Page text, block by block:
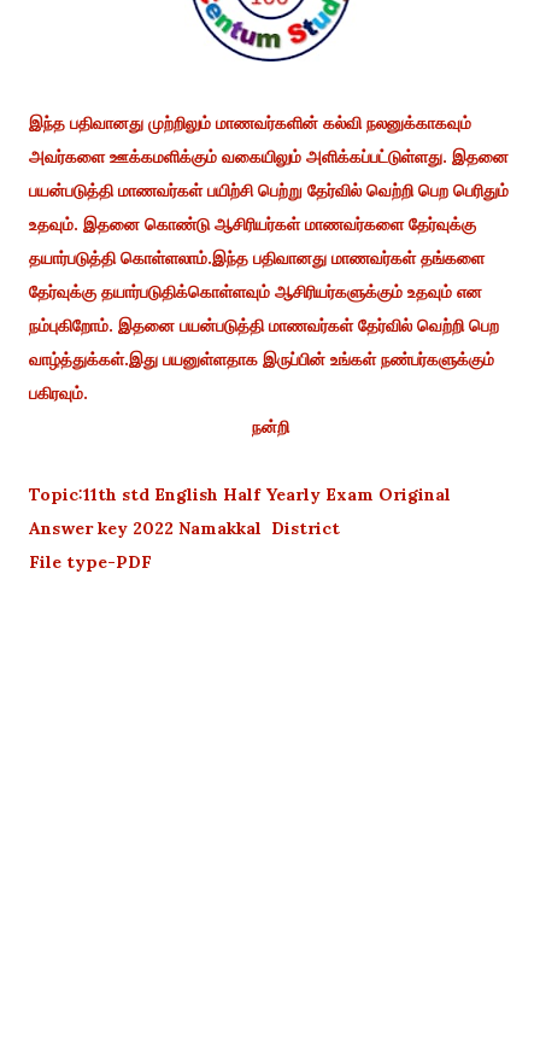
இந்த பதிவானது முற்றிலும் மாணவர்களின் கல்வி நலனுக்காகவும்
அவர்களை ஊக்கமளிக்கும் வகையிலும் அளிக்கப்பட்டுள்ளது. இதனை
பயன்படுத்தி மாணவர்கள் பயிற்சி பெற்று தேர்வில் வெற்றி பெற பெரிதும்
உதவும். இதனை கொண்டு ஆசிரியர்கள் மாணவர்களை தேர்வுக்கு
தயார்படுத்தி கொள்ளலாம்.இந்த பதிவானது மாணவர்கள் தங்களை
தேர்வுக்கு தயார்படுதிக்கொள்ளவும் ஆசிரியர்களுக்கும் உதவும் என
நம்புகிறோம். இதனை பயன்படுத்தி மாணவர்கள் தேர்வில் வெற்றி பெற
வாழ்த்துக்கள்.இது பயனுள்ளதாக இருப்பின் உங்கள் நண்பர்களுக்கும்
பகிரவும்.
நன்றி
Topic:11th std English Half Yearly Exam Original
Answer key 2022 Namakkal District
File type-PDF